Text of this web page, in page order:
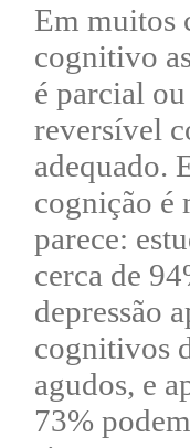
Em muitos
cognitivo
é parcial
reversível
adequado.
cognição é
parece:
cerca de
depressão
cognitivos
agudos, e
73%